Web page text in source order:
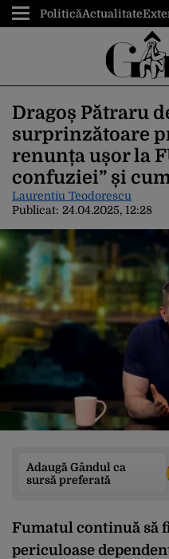
PoliticăActualitate
Dragoș Pătraru
surprinzătoare
renunța ușor la
confuziei” și
Laurentiu Teodorescu
Publicat: 24.04.2025, 12:28
Adaugă Gândul ca
sursă preferată
Fumatul continuă să
periculoase